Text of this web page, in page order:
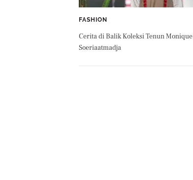
FASHION
Cerita di Balik Koleksi Tenun Monique
Soeriaatmadja